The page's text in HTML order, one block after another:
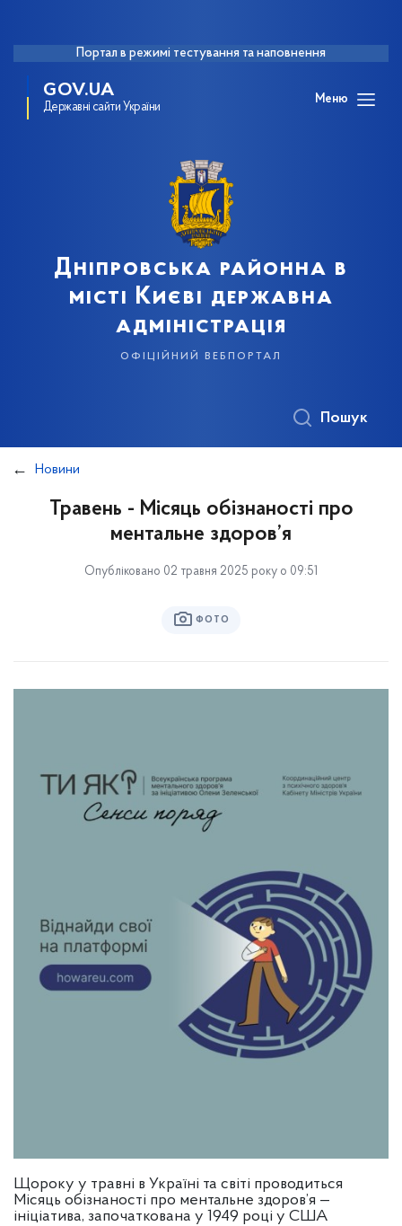
Портал в режимі тестування та наповнення
GOV.UA
Державні сайти України
Меню
Дніпровська районна в
місті Києві державна
адміністрація
офіційний вебпортал
Пошук
Новини
Травень - Місяць обізнаності про
ментальне здоров’я
Опубліковано 02 травня 2025 року о 09:51
ФОТО
Щороку у травні в Україні та світі проводиться
Місяць обізнаності про ментальне здоров’я —
ініціатива, започаткована у 1949 році у США